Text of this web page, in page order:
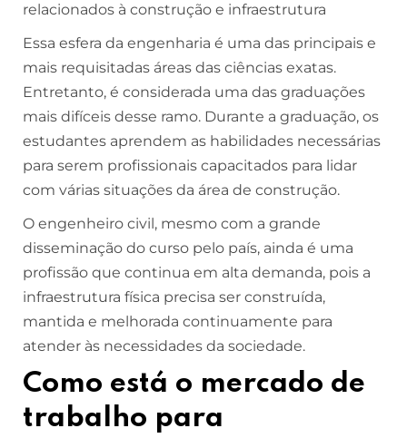
relacionados à construção e infraestrutura
Essa esfera da engenharia é uma das principais e
mais requisitadas áreas das ciências exatas.
Entretanto, é considerada uma das graduações
mais difíceis desse ramo. Durante a graduação, os
estudantes aprendem as habilidades necessárias
para serem profissionais capacitados para lidar
com várias situações da área de construção.
O engenheiro civil, mesmo com a grande
disseminação do curso pelo país, ainda é uma
profissão que continua em alta demanda, pois a
infraestrutura física precisa ser construída,
mantida e melhorada continuamente para
atender às necessidades da sociedade.
Como está o mercado de
trabalho para